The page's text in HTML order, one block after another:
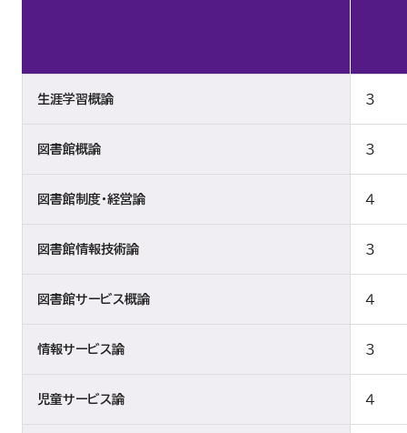
生涯学習概論 ３
図書館概論 ３
図書館制度・経営論 ４
図書館情報技術論 ３
図書館サービス概論 ４
情報サービス論 ３
児童サービス論 ４